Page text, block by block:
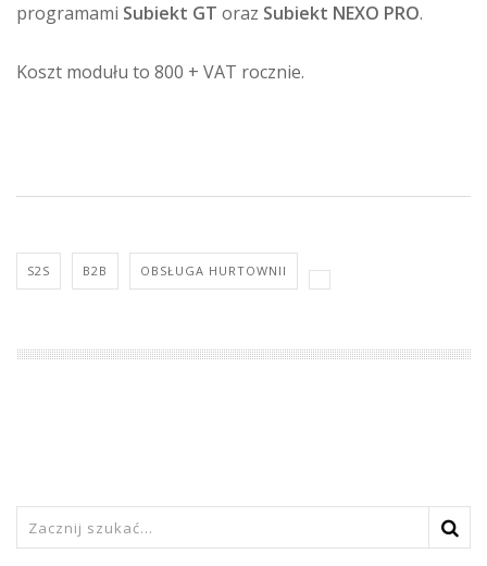
programami Subiekt GT oraz Subiekt NEXO PRO.
Koszt modułu to 800 + VAT rocznie.
S2S B2B OBSŁUGA HURTOWNII